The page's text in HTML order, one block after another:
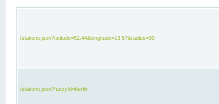
/stations.json?latitude=52.44&longitude=13.57&radius=30
/stations.json?fuzzyId=berlin